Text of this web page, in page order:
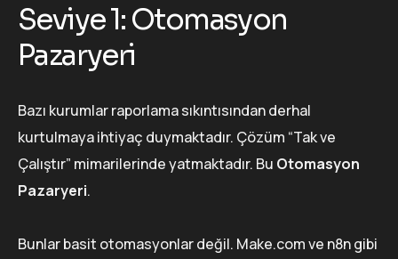
Seviye 1: Otomasyon
Pazaryeri
Bazı kurumlar raporlama sıkıntısından derhal
kurtulmaya ihtiyaç duymaktadır. Çözüm “Tak ve
Çalıştır” mimarilerinde yatmaktadır. Bu Otomasyon
Pazaryeri.
Bunlar basit otomasyonlar değil. Make.com ve n8n gibi